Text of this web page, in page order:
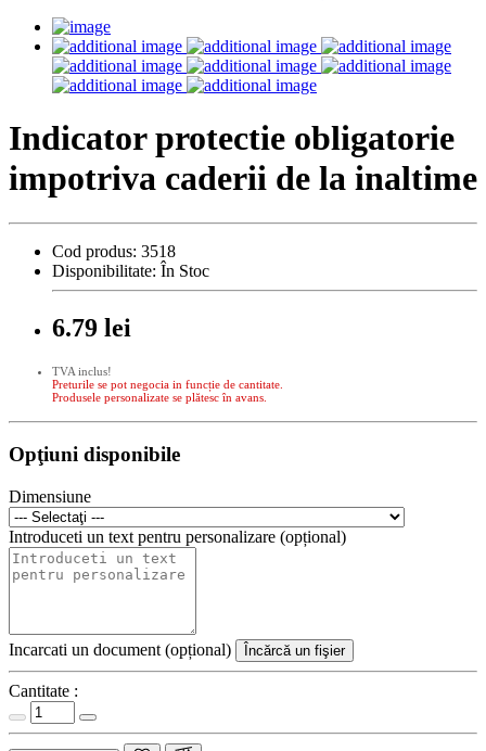
Indicator protectie obligatorie
impotriva caderii de la inaltime
Cod produs: 3518
Disponibilitate: În Stoc
6.79 lei
TVA inclus!
Preturile se pot negocia in funcție de cantitate.
Produsele personalizate se plătesc în avans.
Opţiuni disponibile
Dimensiune
Introduceti un text pentru personalizare (opțional)
Incarcati un document (opțional) Încărcă un fişier
Cantitate :